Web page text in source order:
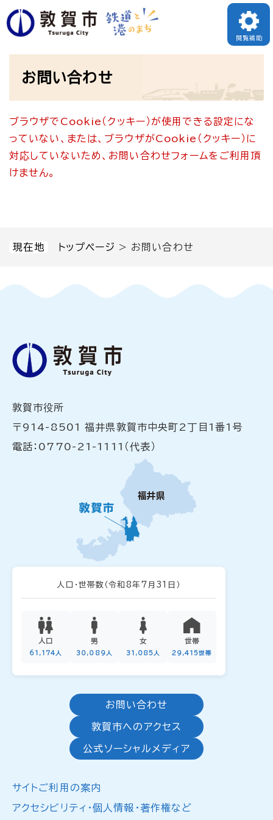
ペ
ー
す
メニューを飛ばして本文へ
閲覧補助
現在地 トップページ > お問い合わせ
お問い合わせ
ブラウザでCookie（クッキー）が使用できる設定にな
っていない、または、ブラウザがCookie（クッキー）に
対応していないため、お問い合わせフォームをご利用頂
けません。
敦賀市役所
〒914-8501 福井県敦賀市中央町2丁目1番1号
電話：0770-21-1111（代表）
人口・世帯数 （令和8年7月31日）
人口
61,174人
男
30,089人
女
31,085人
世帯
29,415世帯
お問い合わせ
敦賀市へのアクセス
公式ソーシャルメディア
サイトご利用の案内
アクセシビリティ・個人情報・著作権など